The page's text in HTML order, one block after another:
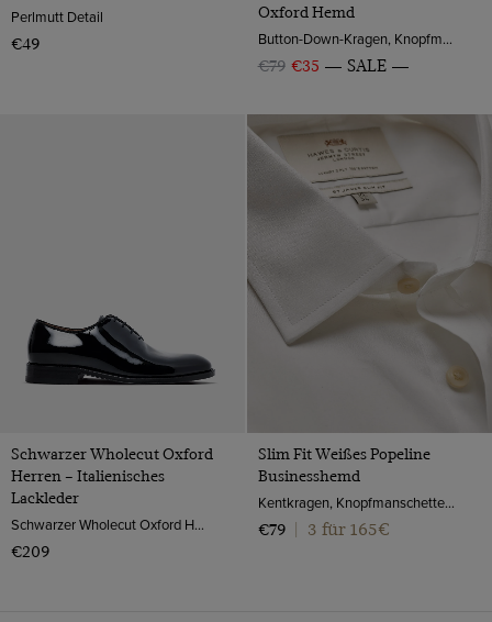
Perlmutt Detail
€49
Oxford Hemd
Button-Down-Kragen, Knopfmanschette, 2-ply 100s Baumwolle
€79 €35 SALE
Schwarzer Wholecut Oxford
Herren – Italienisches
Lackleder
Schwarzer Wholecut Oxford Herren – Italienisches Lackleder | Hawes & Curtis
€209
Slim Fit Weißes Popeline
Businesshemd
Kentkragen, Knopfmanschette, 2-ply 100s Baumwolle
€79
3 für 165€